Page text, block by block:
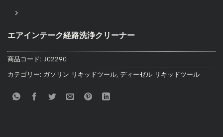
エアインテーク経路洗浄クリーナー
商品コード: J02290
カテゴリー: ガソリン リキッドツール, ディーゼル リキッドツール